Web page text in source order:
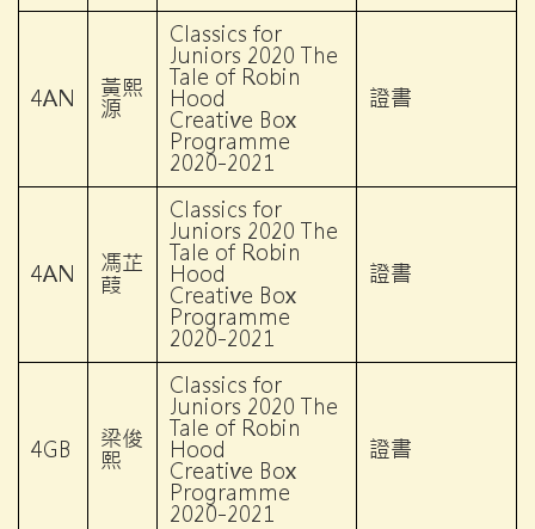
4AN 黃熙
源
Classics for
Juniors 2020 The
Tale of Robin
Hood
Creative Box
Programme
2020-2021
證書
4AN 馮芷
葭
Classics for
Juniors 2020 The
Tale of Robin
Hood
Creative Box
Programme
2020-2021
證書
4GB 梁俊
熙
Classics for
Juniors 2020 The
Tale of Robin
Hood
Creative Box
Programme
2020-2021
證書